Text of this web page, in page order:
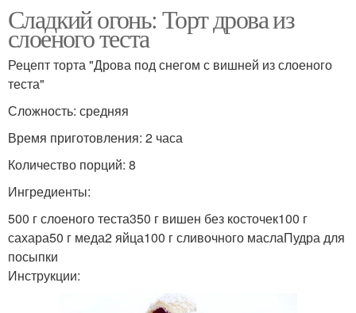
Сладкий огонь: Торт дрова из
слоеного теста
Рецепт торта "Дрова под снегом с вишней из слоеного
теста"
Сложность: средняя
Время приготовления: 2 часа
Количество порций: 8
Ингредиенты:
500 г слоеного теста350 г вишен без косточек100 г
сахара50 г меда2 яйца100 г сливочного маслаПудра для
посыпки
Инструкции: